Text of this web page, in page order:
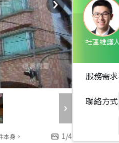
本身。 1/4
社區維護人
成件TOP3 2024年10月區成件TOP2
服務需求
聯絡方式